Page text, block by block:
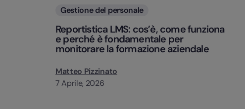
Categorie
Gestione del personale
Reportistica LMS: cos’è, come funziona
e perché è fondamentale per
monitorare la formazione aziendale
Matteo Pizzinato
7 Aprile, 2026